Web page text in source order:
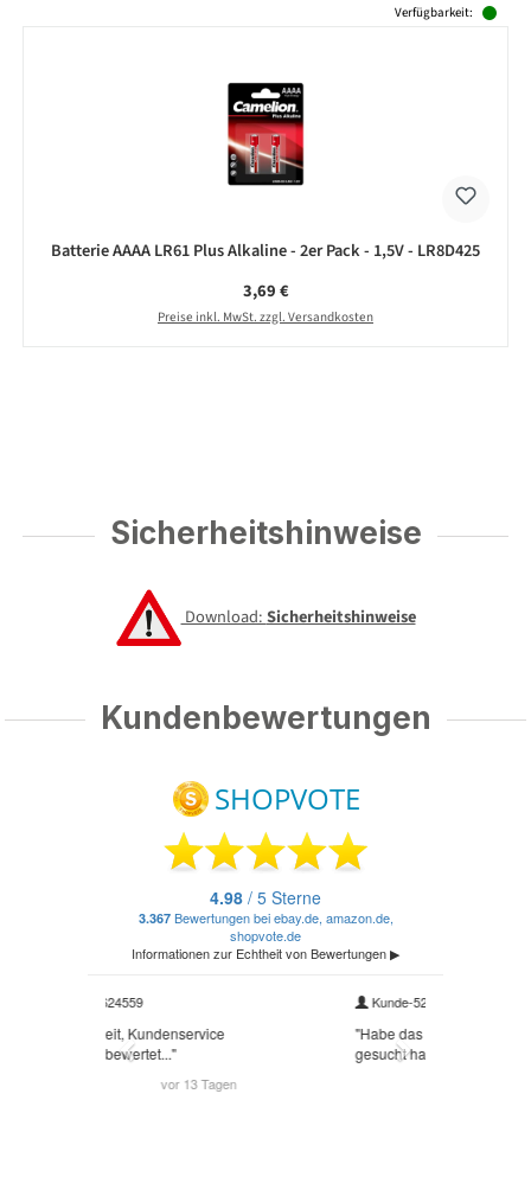
Verfügbarkeit:
Batterie AAAA LR61 Plus Alkaline - 2er Pack - 1,5V - LR8D425
Regulärer Preis:
3,69 €
Preise inkl. MwSt. zzgl. Versandkosten
Sicherheitshinweise
Download:Sicherheitshinweise
Kundenbewertungen